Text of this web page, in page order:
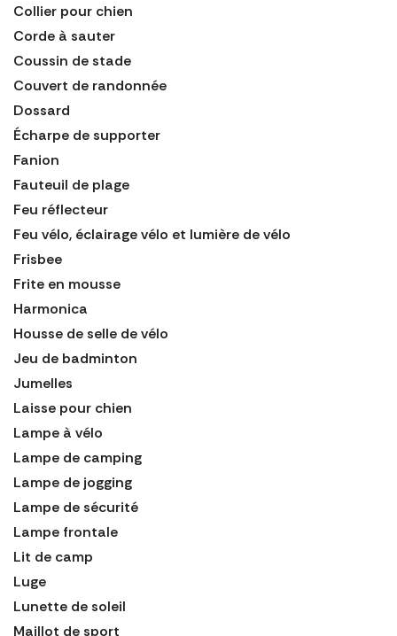
Collier pour chien
Corde à sauter
Coussin de stade
Couvert de randonnée
Dossard
Écharpe de supporter
Fanion
Fauteuil de plage
Feu réflecteur
Feu vélo, éclairage vélo et lumière de vélo
Frisbee
Frite en mousse
Harmonica
Housse de selle de vélo
Jeu de badminton
Jumelles
Laisse pour chien
Lampe à vélo
Lampe de camping
Lampe de jogging
Lampe de sécurité
Lampe frontale
Lit de camp
Luge
Lunette de soleil
Maillot de sport